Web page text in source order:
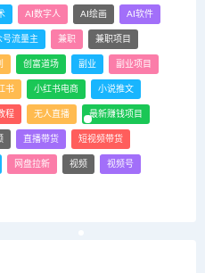
AI数字人 AI绘画 AI软件
号流量主 兼职 兼职项目
创富道场 副业 副业项目
书 小红书电商 小说推文
程 无人直播 最新赚钱项目
直播带货 短视频带货
网盘拉新 视频 视频号